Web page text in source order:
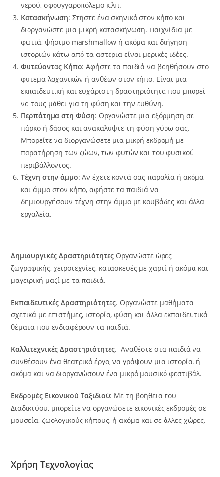
νερού, σφουγγαροπόλεμο κ.λπ.
Κατασκήνωση: Στήστε ένα σκηνικό στον κήπο και
διοργανώστε μια μικρή κατασκήνωση. Παιχνίδια με
φωτιά, ψήσιμο marshmallow ή ακόμα και διήγηση
ιστοριών κάτω από τα αστέρια είναι μερικές ιδέες.
Φυτεύοντας Κήπο: Αφήστε τα παιδιά να βοηθήσουν στο
φύτεμα λαχανικών ή ανθέων στον κήπο. Είναι μια
εκπαιδευτική και ευχάριστη δραστηριότητα που μπορεί
να τους μάθει για τη φύση και την ευθύνη.
Περπάτημα στη Φύση: Οργανώστε μια εξόρμηση σε
πάρκο ή δάσος και ανακαλύψτε τη φύση γύρω σας.
Μπορείτε να διοργανώσετε μια μικρή εκδρομή με
παρατήρηση των ζώων, των φυτών και του φυσικού
περιβάλλοντος.
Τέχνη στην άμμο: Αν έχετε κοντά σας παραλία ή ακόμα
και άμμο στον κήπο, αφήστε τα παιδιά να
δημιουργήσουν τέχνη στην άμμο με κουβάδες και άλλα
εργαλεία.
Δημιουργικές Δραστηριότητες Οργανώστε ώρες
ζωγραφικής, χειροτεχνίες, κατασκευές με χαρτί ή ακόμα και
μαγειρική μαζί με τα παιδιά.
Εκπαιδευτικές Δραστηριότητες. Οργανώστε μαθήματα
σχετικά με επιστήμες, ιστορία, φύση και άλλα εκπαιδευτικά
θέματα που ενδιαφέρουν τα παιδιά.
Καλλιτεχνικές Δραστηριότητες. Αναθέστε στα παιδιά να
συνθέσουν ένα θεατρικό έργο, να γράψουν μια ιστορία, ή
ακόμα και να διοργανώσουν ένα μικρό μουσικό φεστιβάλ.
Εκδρομές Εικονικού Ταξιδιού: Με τη βοήθεια του
Διαδικτύου, μπορείτε να οργανώσετε εικονικές εκδρομές σε
μουσεία, ζωολογικούς κήπους, ή ακόμα και σε άλλες χώρες.
Χρήση Τεχνολογίας